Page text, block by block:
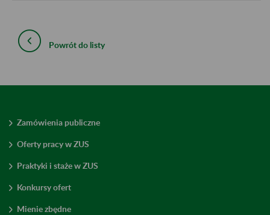
Powrót do listy
Zamówienia publiczne
Oferty pracy w ZUS
Praktyki i staże w ZUS
Konkursy ofert
Mienie zbędne